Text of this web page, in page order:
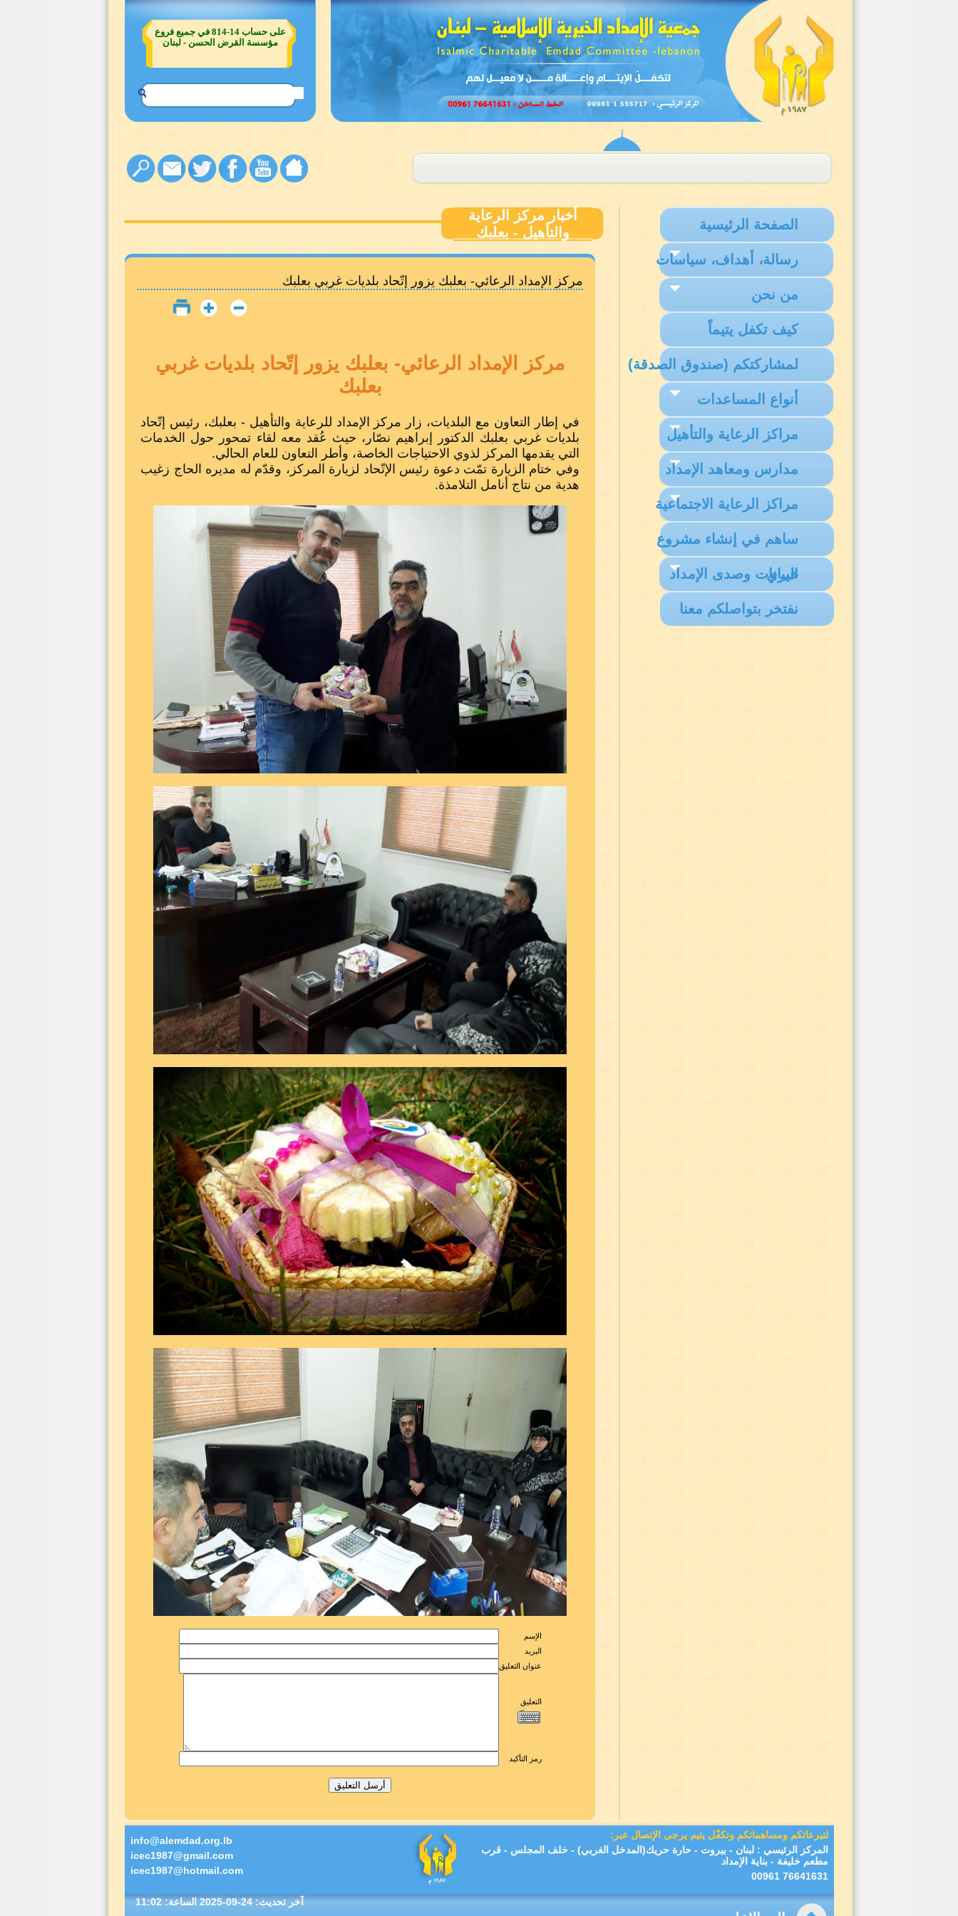
على حساب 14-814 في جميع فروع
مؤسسة القرض الحسن - لبنان
الصفحة الرئيسية
رسالة، أهداف، سياسات
من نحن
كيف تكفل يتيماً
لمشاركتكم (صندوق الصدقة)
أنواع المساعدات
مراكز الرعاية والتأهيل
مدارس ومعاهد الإمداد
مراكز الرعاية الاجتماعية
ساهم في إنشاء مشروع
خيري
البيانات وصدى الإمداد
نفتخر بتواصلكم معنا
أخبار مركز الرعاية
والتأهيل - بعلبك
مركز الإمداد الرعائي- بعلبك يزور إتّحاد بلديات غربي بعلبك
مركز الإمداد الرعائي- بعلبك يزور إتّحاد بلديات غربي
بعلبك
في إطار التعاون مع البلديات، زار مركز الإمداد للرعاية والتأهيل - بعلبك، رئيس إتّحاد
بلديات غربي بعلبك الدكتور إبراهيم نصّار، حيث عُقد معه لقاء تمحور حول الخدمات
التي يقدمها المركز لذوي الاحتياجات الخاصة، وأطر التعاون للعام الحالي.
وفي ختام الزيارة تمّت دعوة رئيس الإتّحاد لزيارة المركز، وقدّم له مديره الحاج زغيب
هدية من نتاج أنامل التلامذة.
الإسم
البريد
عنوان التعليق
التعليق
رمز التأكيد
لتبرعاتكم ومساهماتكم وتكفّل يتيم يرجى الإتصال عبر:
المركز الرئيسي : لبنان - بيروت - حارة حريك(المدخل الغربي) - خلف المجلس - قرب
مطعم خليفة - بناية الإمداد
76641631 00961
info@alemdad.org.lb
icec1987@gmail.com
icec1987@hotmail.com
آخر تحديث: 2025-09-24 الساعة: 11:02